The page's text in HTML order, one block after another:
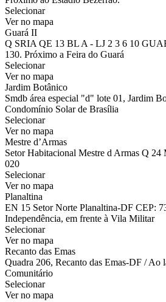
Selecionar
Ver no mapa
Guará II
Q SRIA QE 13 BL A - LJ 2 3 6 10
130. Próximo a Feira do Guará
Selecionar
Ver no mapa
Jardim Botânico
Smdb área especial "d" lote 01, Jardim
Condomínio Solar de Brasília
Selecionar
Ver no mapa
Mestre d’Armas
Setor Habitacional Mestre d Armas Q
020
Selecionar
Ver no mapa
Planaltina
EN 15 Setor Norte Planaltina-DF CEP:
Independência, em frente à Vila Militar
Selecionar
Ver no mapa
Recanto das Emas
Quadra 206, Recanto das Emas-DF / Ao
Comunitário
Selecionar
Ver no mapa